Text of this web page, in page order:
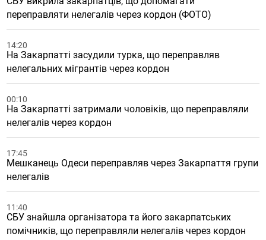
переправляти нелегалів через кордон (ФОТО)
14:20
На Закарпатті засудили турка, що переправляв
нелегальних мігрантів через кордон
00:10
На Закарпатті затримали чоловіків, що переправляли
нелегалів через кордон
17:45
Мешканець Одеси переправляв через Закарпаття групи
нелегалів
11:40
СБУ знайшла організатора та його закарпатських
помічників, що переправляли нелегалів через кордон